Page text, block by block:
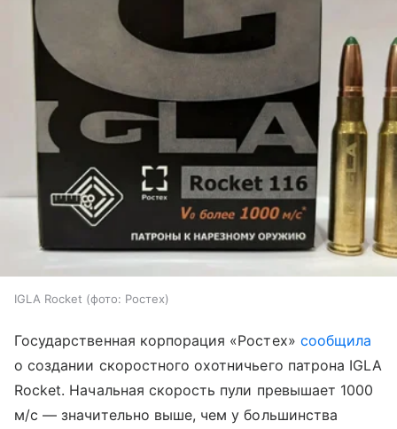
IGLA Rocket (фото: Ростех)
Государственная корпорация «Ростех» сообщила
о создании скоростного охотничьего патрона IGLA
Rocket. Начальная скорость пули превышает 1000
м/с — значительно выше, чем у большинства